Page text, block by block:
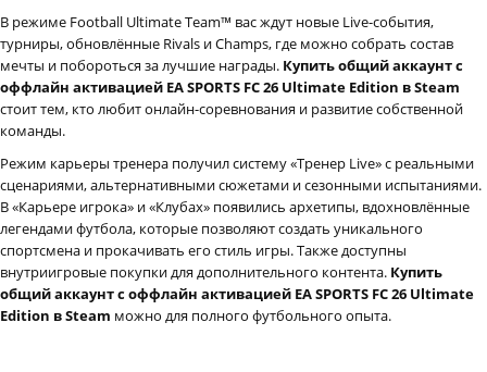
В режиме Football Ultimate Team™ вас ждут новые Live-события,
турниры, обновлённые Rivals и Champs, где можно собрать состав
мечты и побороться за лучшие награды. Купить общий аккаунт с
оффлайн активацией EA SPORTS FC 26 Ultimate Edition в Steam
стоит тем, кто любит онлайн-соревнования и развитие собственной
команды.
Режим карьеры тренера получил систему «Тренер Live» с реальными
сценариями, альтернативными сюжетами и сезонными испытаниями.
В «Карьере игрока» и «Клубах» появились архетипы, вдохновлённые
легендами футбола, которые позволяют создать уникального
спортсмена и прокачивать его стиль игры. Также доступны
внутриигровые покупки для дополнительного контента. Купить
общий аккаунт с оффлайн активацией EA SPORTS FC 26 Ultimate
Edition в Steam можно для полного футбольного опыта.